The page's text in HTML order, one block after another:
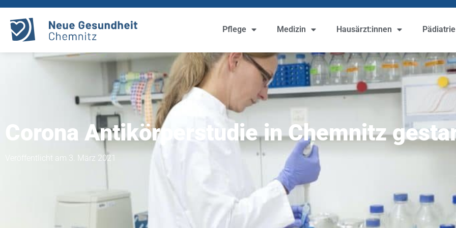
Pflege Medizin Hausärzt:innen Pädiatrie
Corona Antikörperstudie in Chemnitz
Veröffentlicht am 3. März 2021